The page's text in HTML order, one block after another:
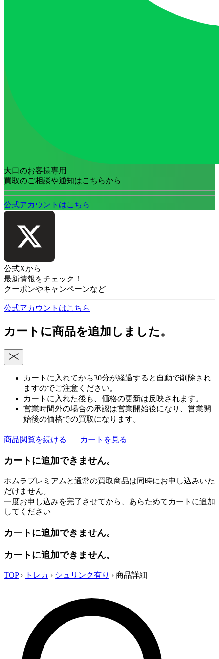
大口のお客様専用
買取のご相談や通知はこちらから
公式アカウントはこちら
公式Xから
最新情報をチェック！
クーポンやキャンペーンなど
公式アカウントはこちら
カートに商品を追加しました。
カートに入れてから30分が経過すると自動で削除され
ますのでご注意ください。
カートに入れた後も、価格の更新は反映されます。
営業時間外の場合の承認は営業開始後になり、営業開
始後の価格での買取になります。
商品閲覧を続ける カートを見る
カートに追加できません。
ホムラプレミアムと通常の買取商品は同時にお申し込みいた
だけません。
一度お申し込みを完了させてから、あらためてカートに追加
してください
カートに追加できません。
カートに追加できません。
TOP › トレカ › シュリンク有り › 商品詳細